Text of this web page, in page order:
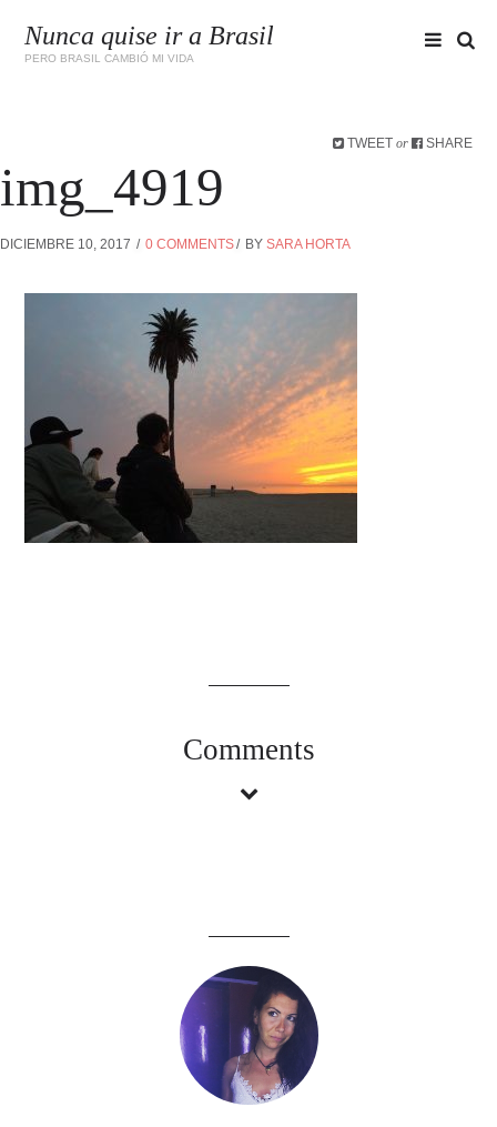
Nunca quise ir a Brasil
PERO BRASIL CAMBIÓ MI VIDA
TWEET or SHARE
img_4919
DICIEMBRE 10, 2017 0 COMMENTS BY SARA HORTA
Comments